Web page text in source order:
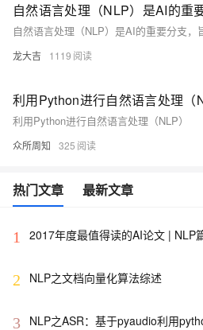
龙大吉 1119
利用Python进行自然语言处理（
利用Python进行自然语言处理（NLP）
众所周知 325
热门文章 最新文章
1 2017年度最值得读的AI论文 | NLP
2 NLP之文档向量化算法综述
3
NLP之ASR：基于pyaudio利用